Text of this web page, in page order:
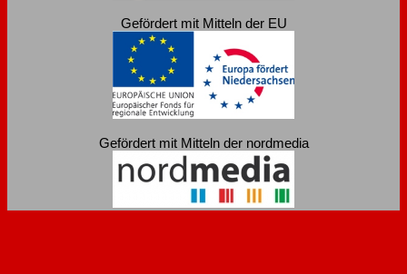
Gefördert mit Mitteln der EU
Gefördert mit Mitteln der nordmedia